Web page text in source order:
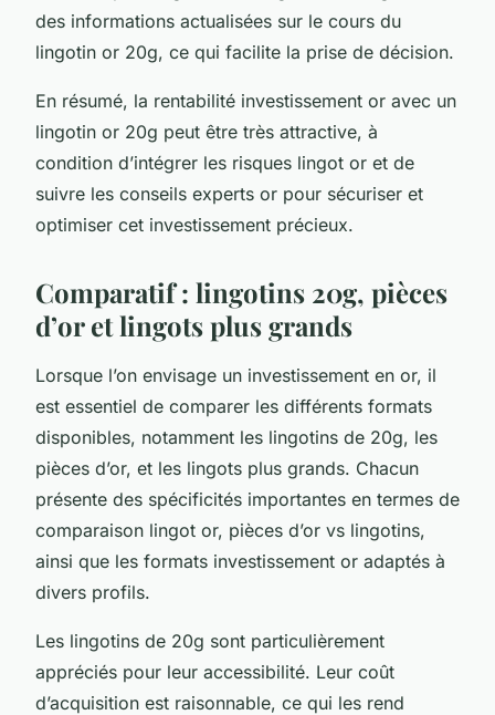
des informations actualisées sur le cours du
lingotin or 20g, ce qui facilite la prise de décision.
En résumé, la rentabilité investissement or avec un
lingotin or 20g peut être très attractive, à
condition d’intégrer les risques lingot or et de
suivre les conseils experts or pour sécuriser et
optimiser cet investissement précieux.
Comparatif : lingotins 20g, pièces
d’or et lingots plus grands
Lorsque l’on envisage un investissement en or, il
est essentiel de comparer les différents formats
disponibles, notamment les lingotins de 20g, les
pièces d’or, et les lingots plus grands. Chacun
présente des spécificités importantes en termes de
comparaison lingot or, pièces d’or vs lingotins,
ainsi que les formats investissement or adaptés à
divers profils.
Les lingotins de 20g sont particulièrement
appréciés pour leur accessibilité. Leur coût
d’acquisition est raisonnable, ce qui les rend